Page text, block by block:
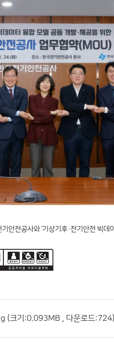
전공사와 ‘기상기후·전기안전 빅데
(크기:0.093MB , 다운로드:724)